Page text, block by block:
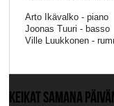
Arto Ikävalko - piano
Joonas Tuuri - basso
Ville Luukkonen -
KEIKAT SAMANA